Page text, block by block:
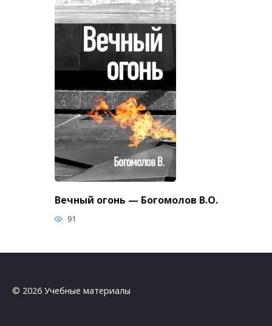
Вечный огонь — Богомолов В.О.
91
© 2026 Учебные материалы